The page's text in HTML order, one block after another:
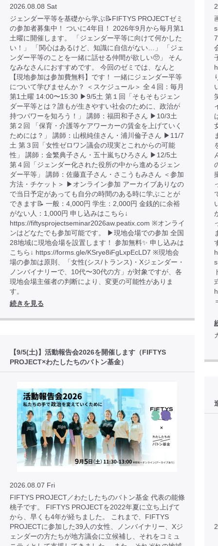
2026.08.08 Sat
ジェンダー平等を基礎から学ぶ📝FIFTYS PROJECTゼミ
の参加者募集中！ ついに4年目！ 2026年9月から毎月第1
土曜に開催します。 「ジェンダー平等に向けて何かした
い！」 「関心はあるけど、知識に自信がない…」 「ジェ
ンダー平等のことを一緒に話せる仲間が欲しい🥺」 そん
なみなさんにおすすめです。 今回のゼミでは、なんと
【現地参加は参加費無料】です！ 一緒にジェンダー平等
について学びませんか？ ＜スケジュール＞ 全４回：毎月
第1土曜 14:00〜15:30 ▶︎9/5土 第１回「そもそもジェン
ダー平等とは？誰もが生きやすい社会のために、政治が
持つパワーを知ろう！」 講師：福田和子さん ▶︎10/3土
第２回 「保育・介護等ケアワーカーの賃金を上げていく
ためには？」 講師：山根純佳さん・浦川倫子さん ▶︎11/7
土 第３回「女性ゼロワン議会の現実とこれからの可能
性」 講師：金繁典子さん・五十嵐ちひろさん ▶︎12/5土
第４回「ジェンダー化された役所の中から進めるジェン
ダー平等」 講師：佐藤直子さん・さこうもみさん ＜参加
方法・チケット＞ ▶︎オンライン参加 アーカイブありなの
で当日予定があっても自分の時間のある時に学ぶことが
できます📝 一般：4,000円 学生：2,000円 金銭的に余裕
がない人：1,000円 申し込みはこちら↓
https://fiftysprojectseminar2026aw.peatix.com ※オンライ
ンはどなたでも参加可能です。 ▶︎現地会場での参加 全国
28地域に現地会場を設置します！ 参加無料✨ 申し込みは
こちら↓ https://forms.gle/KSrye8iFgLxpEcLD7 ※現地会
場の参加は原則、「女性(シス/トランス)・Xジェンダー・
ノンバイナリーで、10代〜30代の方」が対象ですが、各
現地会場主催者の判断により、変更の可能性がありま
す。
続きを見る
【9/5(土)】活動報告会2026を開催します（FIFTYS
PROJECT×わたしたちのバトン基金）
2026.08.07 Fri
FIFTYS PROJECT／わたしたちのバトン基金 代表の能條
桃子です。 FIFTYS PROJECTを2022年夏に立ち上げて
から、早くも4年が経ちました。 これまで、FIFTYS
PROJECTに参加した39人の女性、ノンバイナリー、Xジ
ェンダーの方たちが地方議会に立候補し、それをコミュ